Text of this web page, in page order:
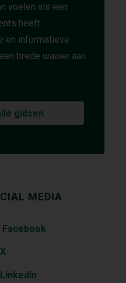
voelen als een
heeft
en informatieve
brede waaier aan
gidsen
MEDIA
Facebook